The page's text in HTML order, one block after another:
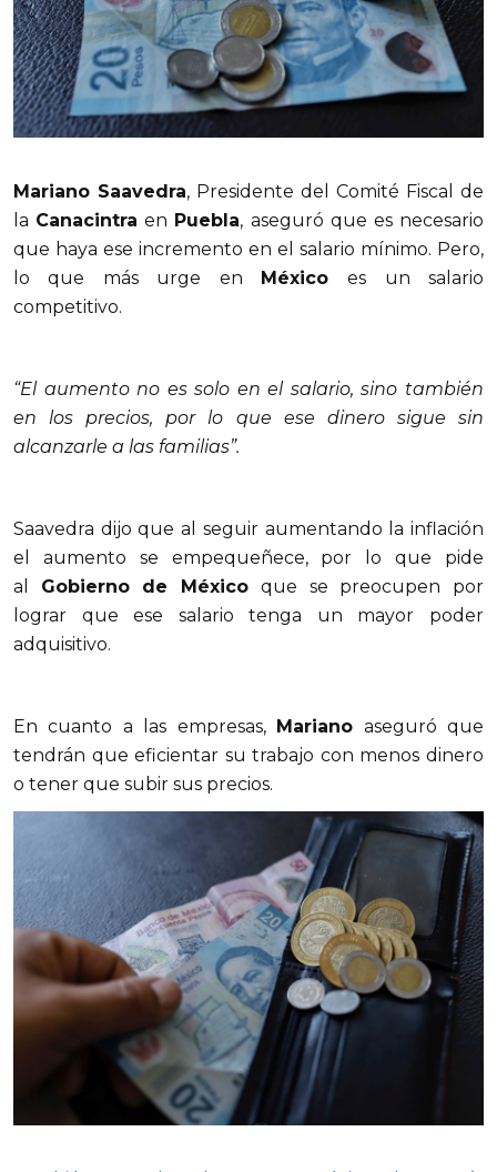
Mariano Saavedra, Presidente del Comité Fiscal de
la Canacintra en Puebla, aseguró que es necesario
que haya ese incremento en el salario mínimo. Pero,
lo que más urge en
Méxicoes un salario
competitivo.
“El aumento no es solo en el salario, sino también
en los precios, por lo que ese dinero sigue sin
alcanzarle a las familias”.
Saavedra dijo que al seguir aumentando la inflación
el aumento se empequeñece, por lo que pide
al Gobierno de México que se preocupen por
lograr que ese salario tenga un mayor poder
adquisitivo.
En cuanto a las empresas, Mariano aseguró que
tendrán que eficientar su trabajo con menos dinero
o tener que subir sus precios.